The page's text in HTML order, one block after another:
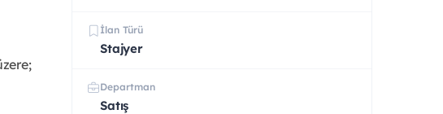
İlan Türü
Stajyer
Departman
Satış